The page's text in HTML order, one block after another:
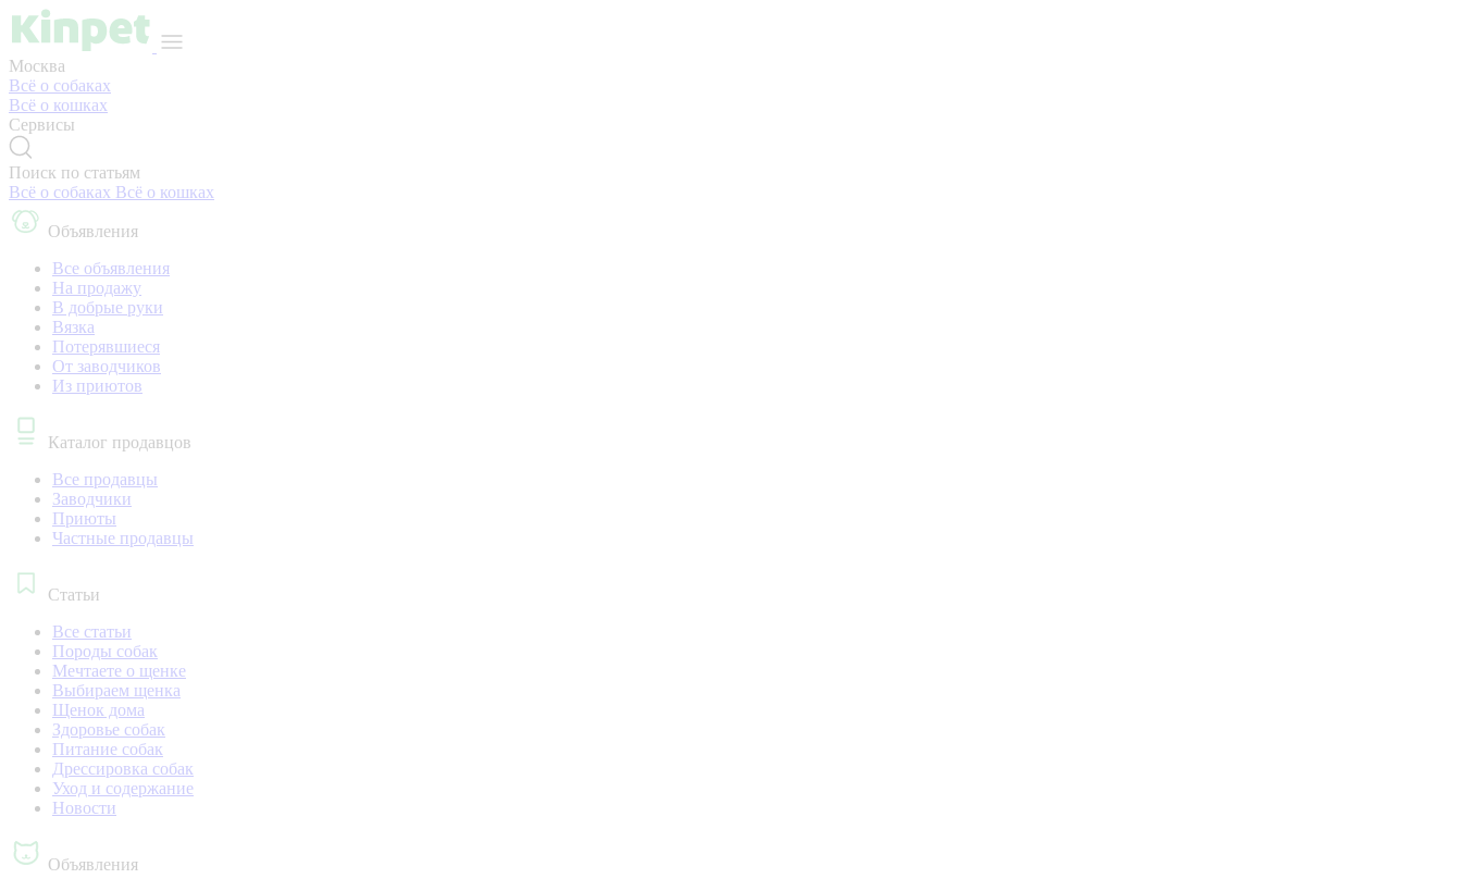
Москва
Всё о собаках
Всё о кошках
Сервисы
Поиск по статьям
Всё о собаках Всё о кошках
Объявления
Все объявления
На продажу
В добрые руки
Вязка
Потерявшиеся
От заводчиков
Из приютов
Каталог продавцов
Все продавцы
Заводчики
Приюты
Частные продавцы
Статьи
Все статьи
Породы собак
Мечтаете о щенке
Выбираем щенка
Щенок дома
Здоровье собак
Питание собак
Дрессировка собак
Уход и содержание
Новости
Объявления